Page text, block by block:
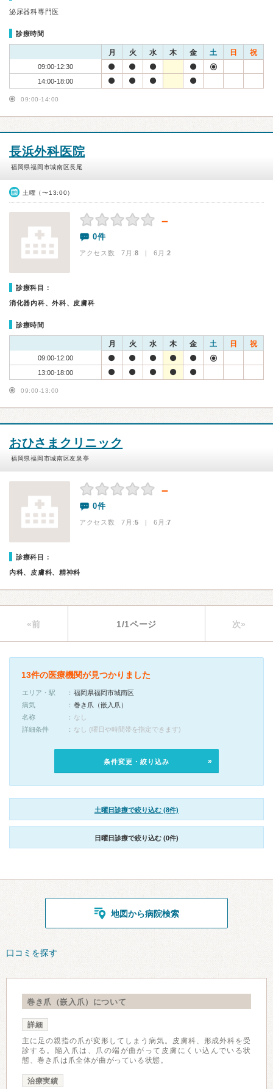
泌尿器科専門医
診療時間
月 火 水 木 金 土 日 祝
09:00-12:30
14:00-18:00
09:00-14:00
長浜外科医院
福岡県福岡市城南区長尾
土曜（〜13:00）
－
0件
アクセス数 7月:8 | 6月:2
診療科目：
消化器内科、外科、皮膚科
診療時間
月 火 水 木 金 土 日 祝
09:00-12:00
13:00-18:00
09:00-13:00
おひさまクリニック
福岡県福岡市城南区友泉亭
－
0件
アクセス数 7月:5 | 6月:7
診療科目：
内科、皮膚科、精神科
«前 1/1ページ 次»
13件の医療機関が見つかりました
エリア・駅
福岡県福岡市城南区
病気
巻き爪（嵌入爪）
名称
なし
詳細条件
なし (曜日や時間帯を指定できます)
条件変更・絞り込み
土曜日診療で絞り込む (8件)
日曜日診療で絞り込む (0件)
地図から病院検索
口コミを探す
巻き爪（嵌入爪）について
詳細
主に足の親指の爪が変形してしまう病気。皮膚科、形成外科を受
診する。陥入爪は、爪の端が曲がって皮膚にくい込んでいる状
態、巻き爪は爪全体が曲がっている状態。
治療実績